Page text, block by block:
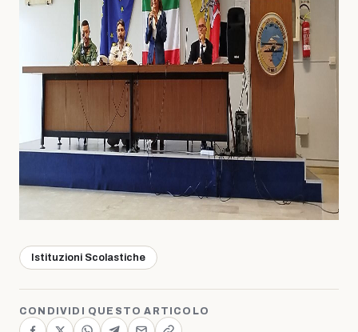
Istituzioni Scolastiche
CONDIVIDI QUESTO ARTICOLO